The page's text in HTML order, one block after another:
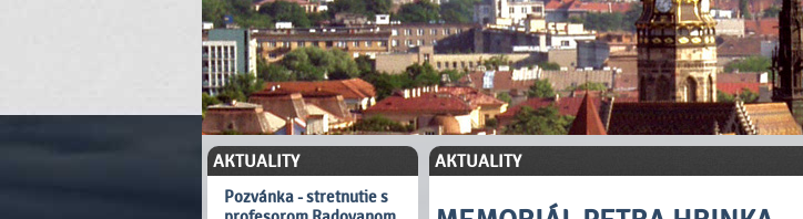
AKTUALITY
Pozvánka - stretnutie s
AKTUALITY